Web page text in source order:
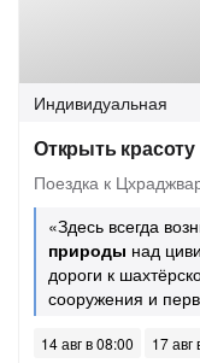
Индивидуальная
Открыть
Поездка к
«Здесь всегда
природы над
дороги к
сооружения и
14 авг в 08:00
17 авг